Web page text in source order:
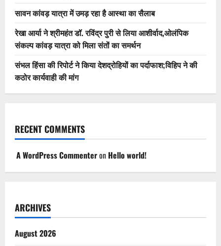
सावन कांवड़ यात्रा में उमड़ रहा है आस्था का सैलाब
रेखा आर्या ने श्रीमहंत डॉ. रविंद्र पुरी से लिया आशीर्वाद,ओलंपिक
संकल्प कांवड़ यात्रा को मिला संतों का समर्थन
संभल हिंसा की रिपोर्ट ने किया देशद्रोहियों का पर्दाफाश;विहिप ने की
कठोर कार्यवाही की मांग
RECENT COMMENTS
A WordPress Commenteron Hello world!
ARCHIVES
August 2026